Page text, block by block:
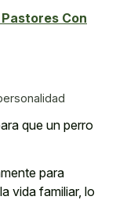
Con
que un perro
para
vida familiar, lo